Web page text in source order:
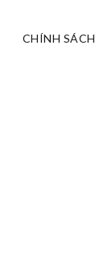
CHÍNH SÁCH